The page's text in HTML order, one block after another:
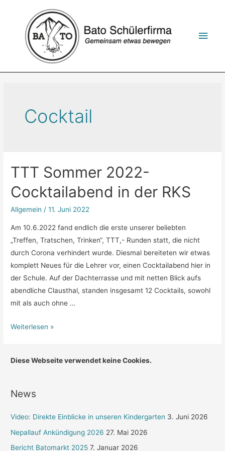
springen
Cocktail
TTT Sommer 2022-
Cocktailabend in der RKS
Allgemein /11. Juni 2022
Am 10.6.2022 fand endlich die erste unserer beliebten
„Treffen, Tratschen, Trinken“, TTT,- Runden statt, die nicht
durch Corona verhindert wurde. Diesmal bereiteten wir etwas
komplett Neues für die Lehrer vor, einen Cocktailabend hier in
der Schule. Auf der Dachterrasse und mit netten Blick aufs
abendliche Clausthal, standen insgesamt 12 Cocktails, sowohl
mit als auch ohne …
TTT
Cocktailabend
der
Weiterlesen »
Diese Webseite verwendet keine Cookies.
News
Video: Direkte Einblicke in unseren Kindergarten 3. Juni 2026
Nepallauf Ankündigung 2026 27. Mai 2026
Bericht Batomarkt 2025 7. Januar 2026